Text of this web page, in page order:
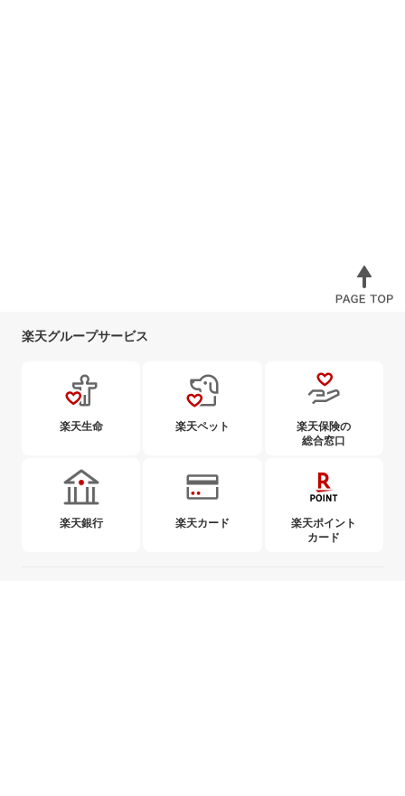
楽天グループサービス
楽天生命 楽天ペット
楽天保険の
総合窓口
楽天銀行 楽天カード
楽天ポイント
カード